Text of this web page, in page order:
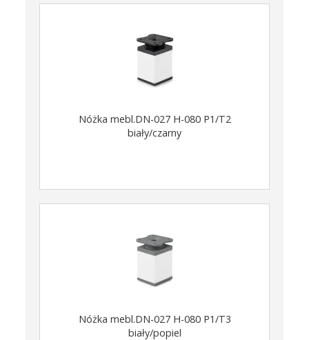
Nóżka mebl.DN-027 H-080 P1/T2
biały/czarny
Nóżka mebl.DN-027 H-080 P1/T3
biały/popiel